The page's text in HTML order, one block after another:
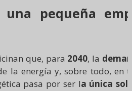
una pequeña
que, para 2040, la
la energía y, sobre todo, en
pasa por ser la única